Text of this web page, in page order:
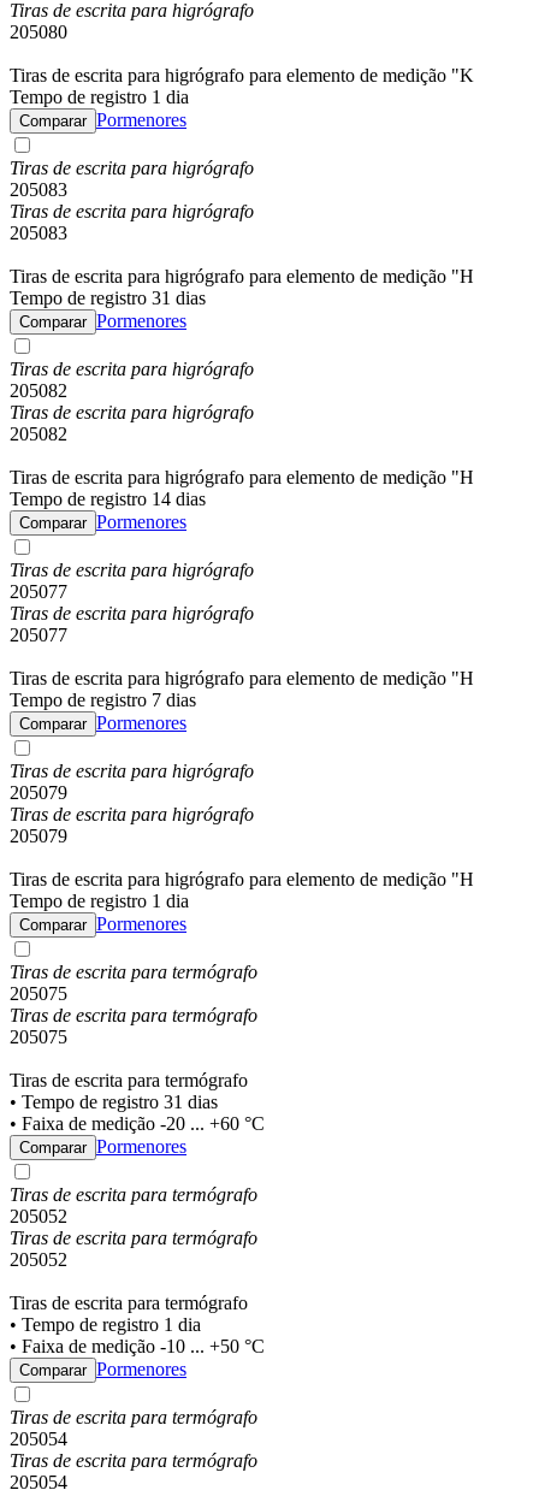
Tiras de escrita para higrógrafo
205080
Tiras de escrita para higrógrafo para elemento de medição "K
Tempo de registro 1 dia
Comparar Pormenores
Tiras de escrita para higrógrafo
205083
Tiras de escrita para higrógrafo
205083
Tiras de escrita para higrógrafo para elemento de medição "H
Tempo de registro 31 dias
Comparar Pormenores
Tiras de escrita para higrógrafo
205082
Tiras de escrita para higrógrafo
205082
Tiras de escrita para higrógrafo para elemento de medição "H
Tempo de registro 14 dias
Comparar Pormenores
Tiras de escrita para higrógrafo
205077
Tiras de escrita para higrógrafo
205077
Tiras de escrita para higrógrafo para elemento de medição "H
Tempo de registro 7 dias
Comparar Pormenores
Tiras de escrita para higrógrafo
205079
Tiras de escrita para higrógrafo
205079
Tiras de escrita para higrógrafo para elemento de medição "H
Tempo de registro 1 dia
Comparar Pormenores
Tiras de escrita para termógrafo
205075
Tiras de escrita para termógrafo
205075
Tiras de escrita para termógrafo
• Tempo de registro 31 dias
• Faixa de medição -20 ... +60 °C
Comparar Pormenores
Tiras de escrita para termógrafo
205052
Tiras de escrita para termógrafo
205052
Tiras de escrita para termógrafo
• Tempo de registro 1 dia
• Faixa de medição -10 ... +50 °C
Comparar Pormenores
Tiras de escrita para termógrafo
205054
Tiras de escrita para termógrafo
205054